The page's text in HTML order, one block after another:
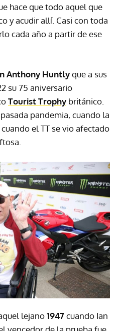
hace que todo aquel que
y acudir allí. Casi con toda
cada año a partir de ese
Anthony Huntlyque a sus
su 75 aniversario
Tourist Trophy británico.
pandemia, cuando la
el TT se vio afectado
lejano1947cuando Ian